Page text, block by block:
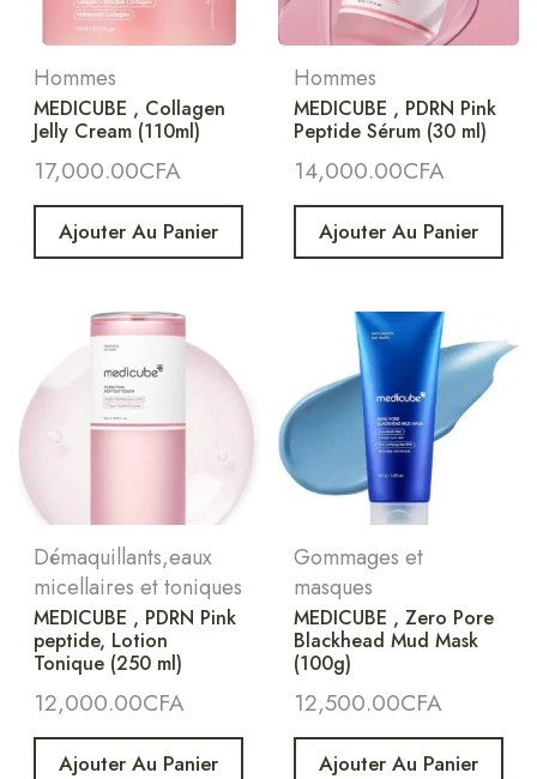
Hommes
MEDICUBE , Collagen
Jelly Cream (110ml)
17,000.00CFA
Ajouter Au Panier
Hommes
MEDICUBE , PDRN Pink
Peptide Sérum (30 ml)
14,000.00CFA
Ajouter Au Panier
Démaquillants,eaux
micellaires et toniques
MEDICUBE , PDRN Pink
peptide, Lotion
Tonique (250 ml)
12,000.00CFA
Ajouter Au Panier
Gommages et
masques
MEDICUBE , Zero Pore
Blackhead Mud Mask
(100g)
12,500.00CFA
Ajouter Au Panier